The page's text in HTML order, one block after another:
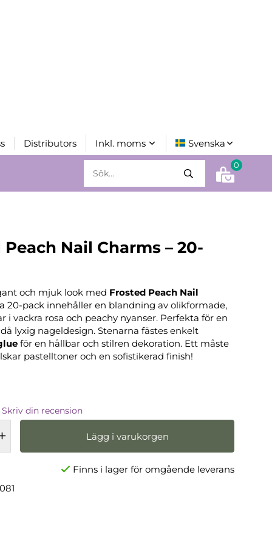
Distributors
0
Nail Charms – 20-
och mjuk look med Frosted Peach Nail
20-pack innehåller en blandning av olikformade,
i vackra rosa och peachy nyanser. Perfekta för en
lyxig nageldesign. Stenarna fästes enkelt
för en hållbar och stilren dekoration. Ett måste
pastelltoner och en sofistikerad finish!
Skriv din recension
Lägg i varukorgen
Finns i lager för omgående leverans